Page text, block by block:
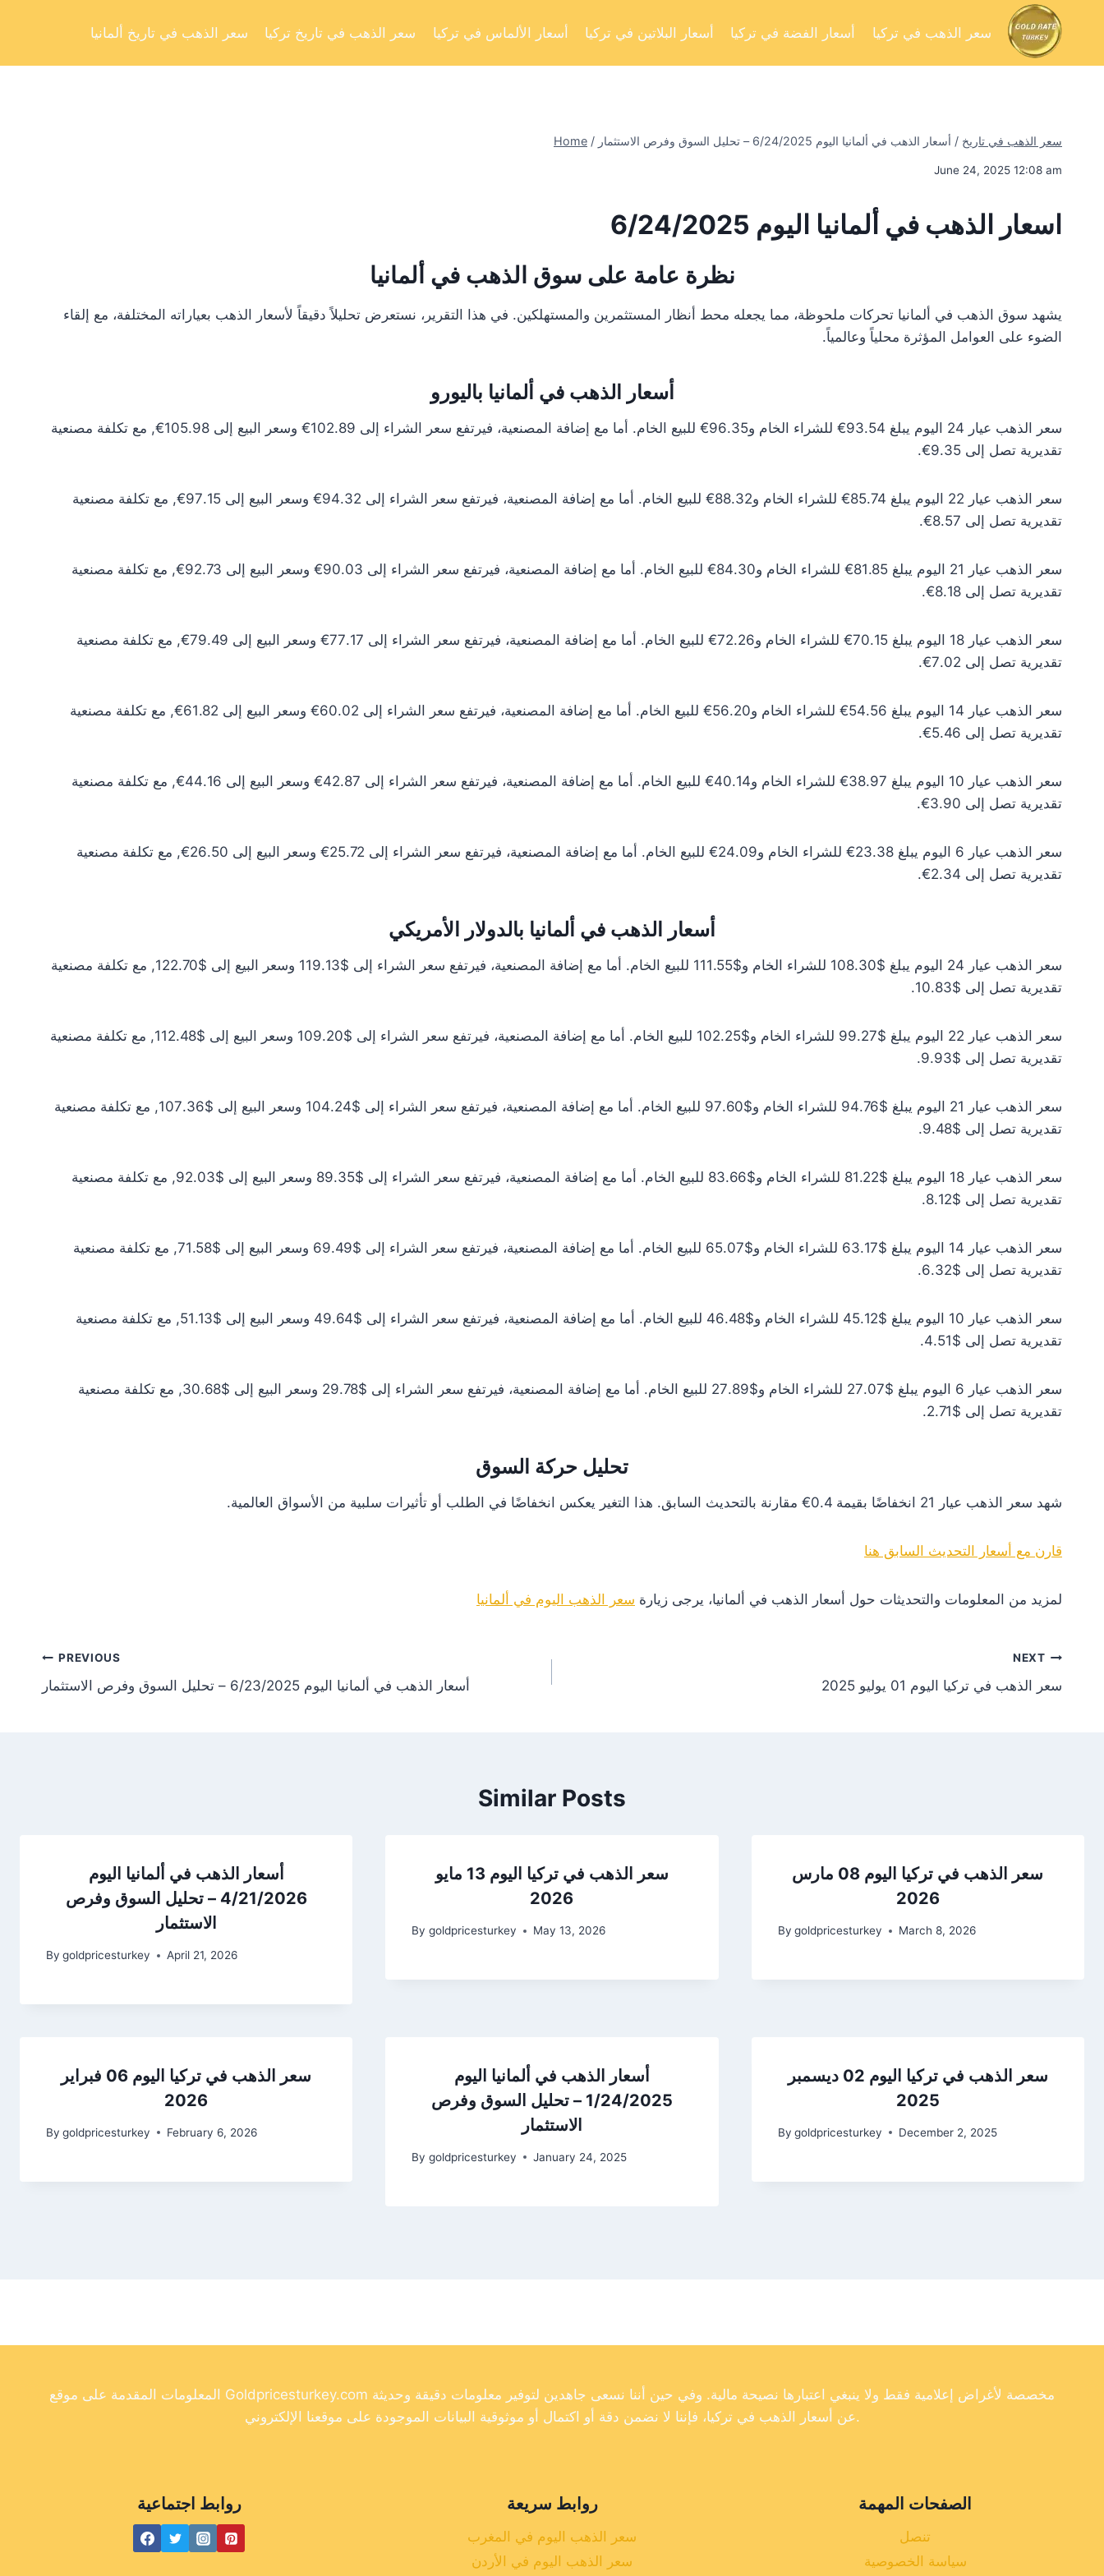
سعر الذهب في تاريخ ألمانيا سعر الذهب في تاريخ تركيا أسعار الألماس في تركيا أسعار البلاتين في تركيا أسعار الفضة في تركيا سعر الذهب في تركيا
Home / سعر الذهب في تاريخ / أسعار الذهب في ألمانيا اليوم 6/24/2025 – تحليل السوق وفرص الاستثمار
June 24, 2025 12:08 am
اسعار الذهب في ألمانيا اليوم 6/24/2025
نظرة عامة على سوق الذهب في ألمانيا
يشهد سوق الذهب في ألمانيا تحركات ملحوظة، مما يجعله محط أنظار المستثمرين والمستهلكين. في هذا التقرير، نستعرض تحليلاً دقيقاً لأسعار الذهب بعياراته المختلفة، مع إلقاء
الضوء على العوامل المؤثرة محلياً وعالمياً.
أسعار الذهب في ألمانيا باليورو
سعر الذهب عيار 24 اليوم يبلغ 93.54€ للشراء الخام و96.35€ للبيع الخام. أما مع إضافة المصنعية، فيرتفع سعر الشراء إلى 102.89€ وسعر البيع إلى 105.98€, مع تكلفة مصنعية
تقديرية تصل إلى 9.35€.
سعر الذهب عيار 22 اليوم يبلغ 85.74€ للشراء الخام و88.32€ للبيع الخام. أما مع إضافة المصنعية، فيرتفع سعر الشراء إلى 94.32€ وسعر البيع إلى 97.15€, مع تكلفة مصنعية
تقديرية تصل إلى 8.57€.
سعر الذهب عيار 21 اليوم يبلغ 81.85€ للشراء الخام و84.30€ للبيع الخام. أما مع إضافة المصنعية، فيرتفع سعر الشراء إلى 90.03€ وسعر البيع إلى 92.73€, مع تكلفة مصنعية
تقديرية تصل إلى 8.18€.
سعر الذهب عيار 18 اليوم يبلغ 70.15€ للشراء الخام و72.26€ للبيع الخام. أما مع إضافة المصنعية، فيرتفع سعر الشراء إلى 77.17€ وسعر البيع إلى 79.49€, مع تكلفة مصنعية
تقديرية تصل إلى 7.02€.
سعر الذهب عيار 14 اليوم يبلغ 54.56€ للشراء الخام و56.20€ للبيع الخام. أما مع إضافة المصنعية، فيرتفع سعر الشراء إلى 60.02€ وسعر البيع إلى 61.82€, مع تكلفة مصنعية
تقديرية تصل إلى 5.46€.
سعر الذهب عيار 10 اليوم يبلغ 38.97€ للشراء الخام و40.14€ للبيع الخام. أما مع إضافة المصنعية، فيرتفع سعر الشراء إلى 42.87€ وسعر البيع إلى 44.16€, مع تكلفة مصنعية
تقديرية تصل إلى 3.90€.
سعر الذهب عيار 6 اليوم يبلغ 23.38€ للشراء الخام و24.09€ للبيع الخام. أما مع إضافة المصنعية، فيرتفع سعر الشراء إلى 25.72€ وسعر البيع إلى 26.50€, مع تكلفة مصنعية
تقديرية تصل إلى 2.34€.
أسعار الذهب في ألمانيا بالدولار الأمريكي
سعر الذهب عيار 24 اليوم يبلغ $108.30 للشراء الخام و$111.55 للبيع الخام. أما مع إضافة المصنعية، فيرتفع سعر الشراء إلى $119.13 وسعر البيع إلى $122.70, مع تكلفة مصنعية
تقديرية تصل إلى $10.83.
سعر الذهب عيار 22 اليوم يبلغ $99.27 للشراء الخام و$102.25 للبيع الخام. أما مع إضافة المصنعية، فيرتفع سعر الشراء إلى $109.20 وسعر البيع إلى $112.48, مع تكلفة مصنعية
تقديرية تصل إلى $9.93.
سعر الذهب عيار 21 اليوم يبلغ $94.76 للشراء الخام و$97.60 للبيع الخام. أما مع إضافة المصنعية، فيرتفع سعر الشراء إلى $104.24 وسعر البيع إلى $107.36, مع تكلفة مصنعية
تقديرية تصل إلى $9.48.
سعر الذهب عيار 18 اليوم يبلغ $81.22 للشراء الخام و$83.66 للبيع الخام. أما مع إضافة المصنعية، فيرتفع سعر الشراء إلى $89.35 وسعر البيع إلى $92.03, مع تكلفة مصنعية
تقديرية تصل إلى $8.12.
سعر الذهب عيار 14 اليوم يبلغ $63.17 للشراء الخام و$65.07 للبيع الخام. أما مع إضافة المصنعية، فيرتفع سعر الشراء إلى $69.49 وسعر البيع إلى $71.58, مع تكلفة مصنعية
تقديرية تصل إلى $6.32.
سعر الذهب عيار 10 اليوم يبلغ $45.12 للشراء الخام و$46.48 للبيع الخام. أما مع إضافة المصنعية، فيرتفع سعر الشراء إلى $49.64 وسعر البيع إلى $51.13, مع تكلفة مصنعية
تقديرية تصل إلى $4.51.
سعر الذهب عيار 6 اليوم يبلغ $27.07 للشراء الخام و$27.89 للبيع الخام. أما مع إضافة المصنعية، فيرتفع سعر الشراء إلى $29.78 وسعر البيع إلى $30.68, مع تكلفة مصنعية
تقديرية تصل إلى $2.71.
تحليل حركة السوق
شهد سعر الذهب عيار 21 انخفاضًا بقيمة 0.4€ مقارنة بالتحديث السابق. هذا التغير يعكس انخفاضًا في الطلب أو تأثيرات سلبية من الأسواق العالمية.
قارن مع أسعار التحديث السابق هنا
لمزيد من المعلومات والتحديثات حول أسعار الذهب في ألمانيا، يرجى زيارة سعر الذهب اليوم في ألمانيا
PREVIOUS
أسعار الذهب في ألمانيا اليوم 6/23/2025 – تحليل السوق وفرص الاستثمار
NEXT
سعر الذهب في تركيا اليوم 01 يوليو 2025
Similar Posts
أسعار الذهب في ألمانيا اليوم
4/21/2026 – تحليل السوق وفرص
الاستثمار
By goldpricesturkey April 21, 2026
سعر الذهب في تركيا اليوم 13 مايو
2026
By goldpricesturkey May 13, 2026
سعر الذهب في تركيا اليوم 08 مارس
2026
By goldpricesturkey March 8, 2026
سعر الذهب في تركيا اليوم 06 فبراير
2026
By goldpricesturkey February 6, 2026
أسعار الذهب في ألمانيا اليوم
1/24/2025 – تحليل السوق وفرص
الاستثمار
By goldpricesturkey January 24, 2025
سعر الذهب في تركيا اليوم 02 ديسمبر
2025
By goldpricesturkey December 2, 2025
المعلومات المقدمة على موقع Goldpricesturkey.com مخصصة لأغراض إعلامية فقط ولا ينبغي اعتبارها نصيحة مالية. وفي حين أننا نسعى جاهدين لتوفير معلومات دقيقة وحديثة
عن أسعار الذهب في تركيا، فإننا لا نضمن دقة أو اكتمال أو موثوقية البيانات الموجودة على موقعنا الإلكتروني.
روابط اجتماعية روابط سريعة
سعر الذهب اليوم في المغرب
سعر الذهب اليوم في الأردن
الصفحات المهمة
تنصل
سياسة الخصوصية